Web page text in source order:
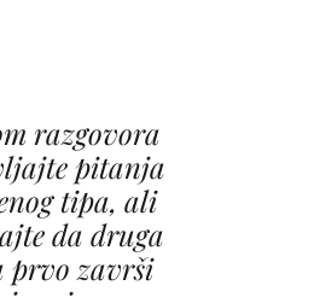
razgovora
pitanja
tipa, ali
da druga
prvo završi